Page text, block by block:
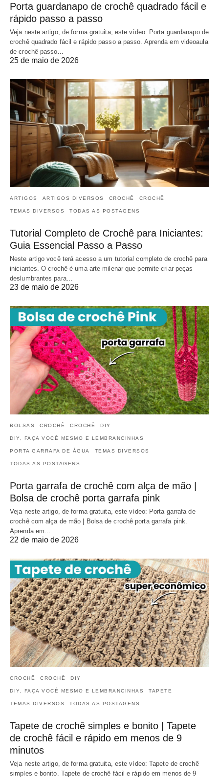
Porta guardanapo de crochê quadrado fácil e
rápido passo a passo
Veja neste artigo, de forma gratuita, este vídeo: Porta guardanapo de
crochê quadrado fácil e rápido passo a passo. Aprenda em videoaula
de crochê passo…
25 de maio de 2026
ARTIGOS ARTIGOS DIVERSOS CROCHÊ CROCHÊ
TEMAS DIVERSOS TODAS AS POSTAGENS
Tutorial Completo de Crochê para Iniciantes:
Guia Essencial Passo a Passo
Neste artigo você terá acesso a um tutorial completo de crochê para
iniciantes. O crochê é uma arte milenar que permite criar peças
deslumbrantes para…
23 de maio de 2026
BOLSAS CROCHÊ CROCHÊ DIY
DIY, FAÇA VOCÊ MESMO E LEMBRANCINHAS
PORTA GARRAFA DE ÁGUA TEMAS DIVERSOS
TODAS AS POSTAGENS
Porta garrafa de crochê com alça de mão |
Bolsa de crochê porta garrafa pink
Veja neste artigo, de forma gratuita, este vídeo: Porta garrafa de
crochê com alça de mão | Bolsa de crochê porta garrafa pink.
Aprenda em…
22 de maio de 2026
CROCHÊ CROCHÊ DIY
DIY, FAÇA VOCÊ MESMO E LEMBRANCINHAS TAPETE
TEMAS DIVERSOS TODAS AS POSTAGENS
Tapete de crochê simples e bonito | Tapete
de crochê fácil e rápido em menos de 9
minutos
Veja neste artigo, de forma gratuita, este vídeo: Tapete de crochê
simples e bonito. Tapete de crochê fácil e rápido em menos de 9